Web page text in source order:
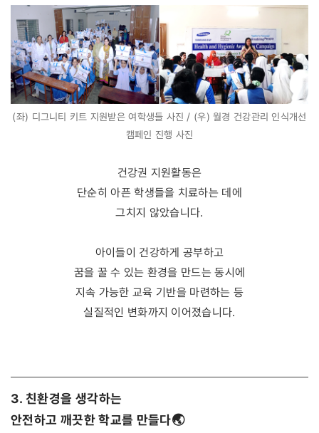
(좌) 디그니티 키트 지원받은 여학생들 사진 / (우) 월경 건강관리 인식개선
캠페인 진행 사진
건강권 지원활동은
단순히 아픈 학생들을 치료하는 데에
그치지 않았습니다.
아이들이 건강하게 공부하고
꿈을 꿀 수 있는 환경을 만드는 동시에
지속 가능한 교육 기반을 마련하는 등
실질적인 변화까지 이어졌습니다.
3. 친환경을 생각하는
안전하고 깨끗한 학교를 만들다🌏